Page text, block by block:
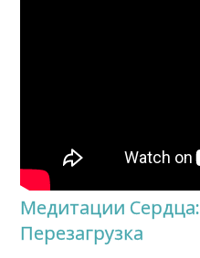
Медитации
Перезагрузка